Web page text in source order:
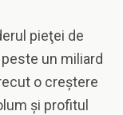
pieţei de
un miliard
o creştere
şi profitul